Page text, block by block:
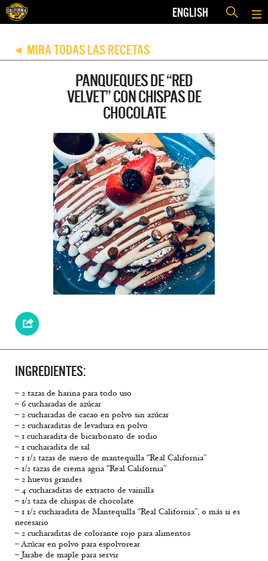
ENGLISH
◀ MIRA TODAS LAS RECETAS
PANQUEQUES DE “RED
VELVET” CON CHISPAS DE
CHOCOLATE
INGREDIENTES:
– 2 tazas de harina para todo uso
– 6 cucharadas de azúcar
– 2 cucharadas de cacao en polvo sin azúcar
– 2 cucharaditas de levadura en polvo
– 1 cucharadita de bicarbonato de sodio
– 1 cucharadita de sal
– 1 1/2 tazas de suero de mantequilla “Real California”
– 1/2 tazas de crema agria “Real California”
– 2 huevos grandes
– 4 cucharaditas de extracto de vainilla
– 1/2 taza de chispas de chocolate
– 1 1/2 cucharadita de Mantequilla “Real California”, o más si es
necesario
– 2 cucharaditas de colorante rojo para alimentos
– Azúcar en polvo para espolvorear
– Jarabe de maple para servir